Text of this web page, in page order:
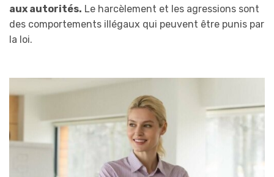
aux autorités. Le harcèlement et les agressions sont
des comportements illégaux qui peuvent être punis par
la loi.